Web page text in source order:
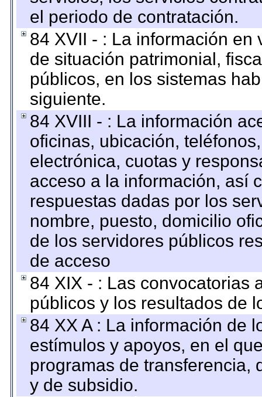
el periodo de contratación.
84 XVII - : La información
de situación patrimonial,
públicos, en los sistemas
siguiente.
84 XVIII - : La información
oficinas, ubicación,
electrónica, cuotas y
acceso a la información, así
respuestas dadas por los
nombre, puesto, domicilio
de los servidores públicos
de acceso
84 XIX - : Las convocatorias
públicos y los resultados de
84 XX A : La información de
estímulos y apoyos, en el
programas de transferencia,
y de subsidio.